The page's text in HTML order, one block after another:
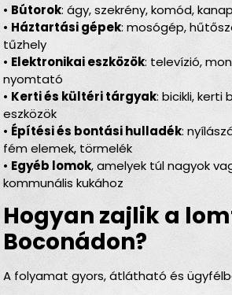
• Bútorok: ágy, szekrény, komód,
• Háztartási gépek: mosógép,
tűzhely
• Elektronikai eszközök: televízió,
nyomtató
• Kerti és kültéri tárgyak: bicikli, kerti
eszközök
• Építési és bontási hulladék:
fém elemek, törmelék
• Egyéb lomok, amelyek túl nagyok
kommunális kukához
Hogyan zajlik a
Boconádon?
A folyamat gyors, átlátható és